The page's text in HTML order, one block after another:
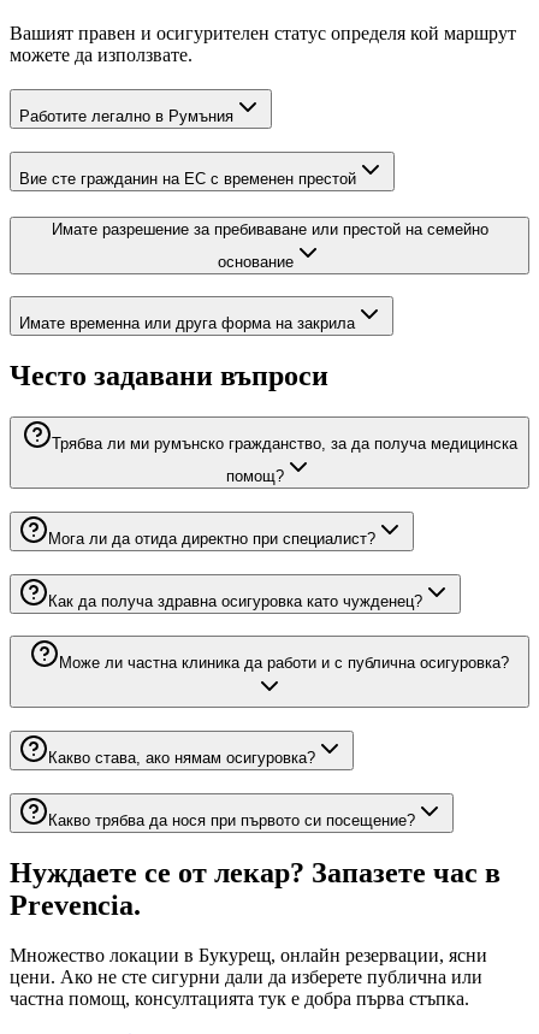
Вашият правен и осигурителен статус определя кой маршрут
можете да използвате.
Работите легално в Румъния
Вие сте гражданин на ЕС с временен престой
Имате разрешение за пребиваване или престой на семейно
основание
Имате временна или друга форма на закрила
Често задавани въпроси
Трябва ли ми румънско гражданство, за да получа медицинска
помощ?
Мога ли да отида директно при специалист?
Как да получа здравна осигуровка като чужденец?
Може ли частна клиника да работи и с публична осигуровка?
Какво става, ако нямам осигуровка?
Какво трябва да нося при първото си посещение?
Нуждаете се от лекар? Запазете час в
Prevencia.
Множество локации в Букурещ, онлайн резервации, ясни
цени. Ако не сте сигурни дали да изберете публична или
частна помощ, консултацията тук е добра първа стъпка.